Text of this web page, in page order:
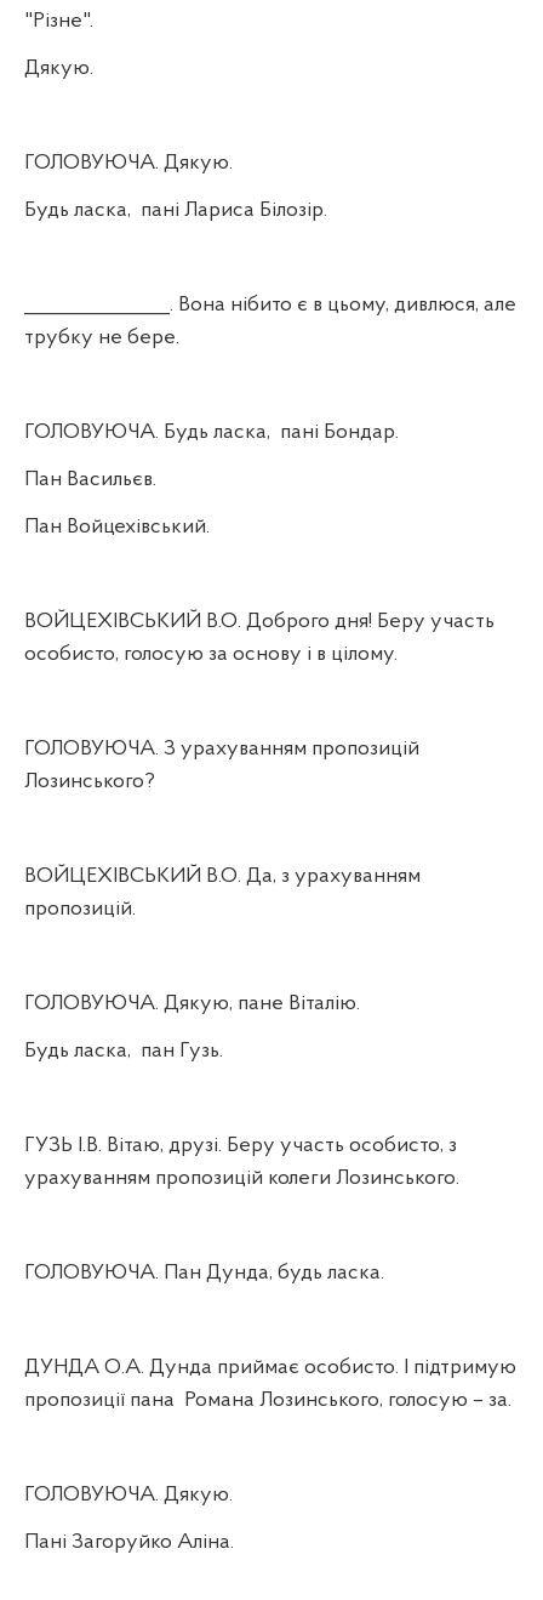
"Різне".
Дякую.
ГОЛОВУЮЧА. Дякую.
Будь ласка, пані Лариса Білозір.
_______________. Вона нібито є в цьому, дивлюся, але
трубку не бере.
ГОЛОВУЮЧА. Будь ласка, пані Бондар.
Пан Васильєв.
Пан Войцехівський.
ВОЙЦЕХІВСЬКИЙ В.О. Доброго дня! Беру участь
особисто, голосую за основу і в цілому.
ГОЛОВУЮЧА. З урахуванням пропозицій
Лозинського?
ВОЙЦЕХІВСЬКИЙ В.О. Да, з урахуванням
пропозицій.
ГОЛОВУЮЧА. Дякую, пане Віталію.
Будь ласка, пан Гузь.
ГУЗЬ І.В. Вітаю, друзі. Беру участь особисто, з
урахуванням пропозицій колеги Лозинського.
ГОЛОВУЮЧА. Пан Дунда, будь ласка.
ДУНДА О.А. Дунда приймає особисто. І підтримую
пропозиції пана
Романа Лозинського, голосую – за.
ГОЛОВУЮЧА. Дякую.
Пані Загоруйко Аліна.